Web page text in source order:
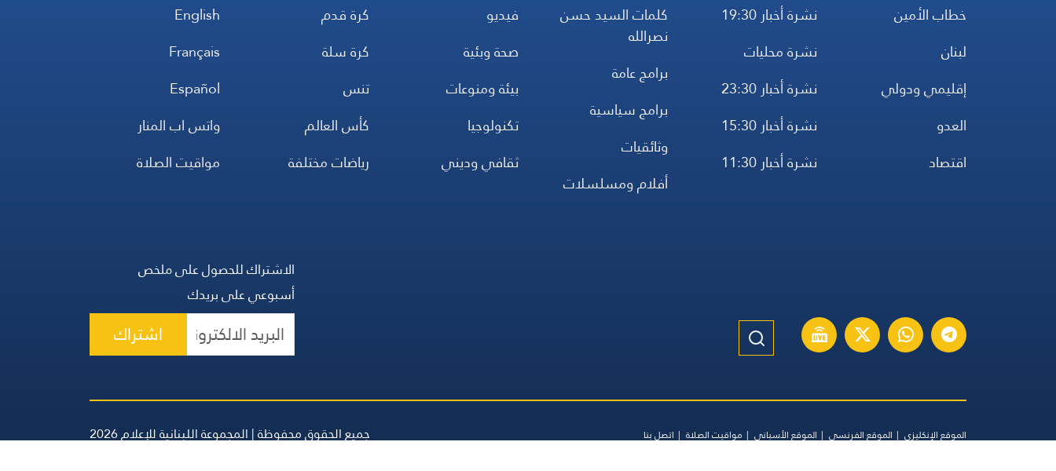
خطاب الأمين
لبنان
إقليمي ودولي
العدو
اقتصاد
نشرة أخبار 19:30
نشرة محليات
نشرة أخبار 23:30
نشرة أخبار 15:30
نشرة أخبار 11:30
كلمات السيد حسن
نصرالله
برامج عامة
برامج سياسية
وثائقيات
أفلام ومسلسلات
فيديو
صحة وبئية
بيئة ومنوعات
تكنولوجيا
ثقافي وديني
كرة قدم
كرة سلة
تنس
كأس العالم
رياضات مختلفة
English
Français
Español
واتس اب المنار
مواقيت الصلاة
الاشتراك للحصول على ملخص
أسبوعي على بريدك
اشتراك
الموقع الإنكليزي الموقع الفرنسي الموقع الأسباني مواقيت الصلاة اتصل بنا جميع الحقوق محفوظة | المجموعة اللبنانية للإعلام 2026